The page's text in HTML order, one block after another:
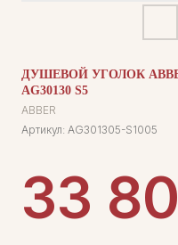
ДУШЕВОЙ УГОЛОК
AG30130 S5
ABBER
Артикул: AG301305-S1005
33